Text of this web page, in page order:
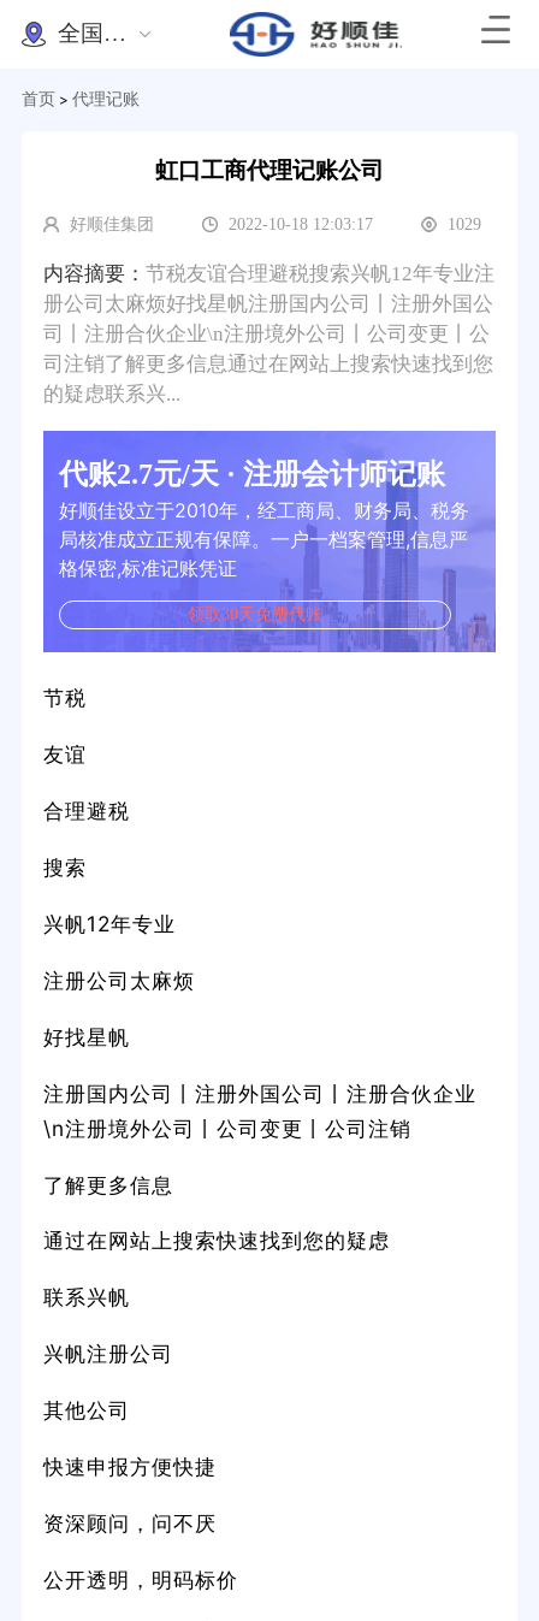
全国办理
首页 > 代理记账
虹口工商代理记账公司
好顺佳集团 2022-10-18 12:03:17 1029
内容摘要： 节税友谊合理避税搜索兴帆12年专业注
册公司太麻烦好找星帆注册国内公司丨注册外国公
司丨注册合伙企业\n注册境外公司丨公司变更丨公
司注销了解更多信息通过在网站上搜索快速找到您
的疑虑联系兴...
代账2.7元/天 · 注册会计师记账
好顺佳设立于2010年，经工商局、财务局、税务
局核准成立正规有保障。一户一档案管理,信息严
格保密,标准记账凭证
领取30天免费代账
节税
友谊
合理避税
搜索
兴帆12年专业
注册公司太麻烦
好找星帆
注册国内公司丨注册外国公司丨注册合伙企业
\n注册境外公司丨公司变更丨公司注销
了解更多信息
通过在网站上搜索快速找到您的疑虑
联系兴帆
兴帆注册公司
其他公司
快速申报方便快捷
资深顾问，问不厌
公开透明，明码标价